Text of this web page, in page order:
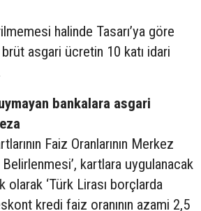
halinde Tasarı’ya göre
asgari ücretin 10 katı idari
bankalara asgari
Faiz Oranlarının Merkez
Belirlenmesi’, kartlara uygulanacak
olarak ‘Türk Lirası borçlarda
kredi faiz oranının azami 2,5